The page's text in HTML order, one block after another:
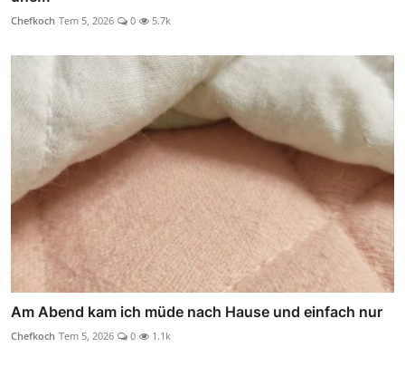
Chefkoch Tem 5, 2026 0 5.7k
Am Abend kam ich müde nach Hause und einfach nur
Chefkoch Tem 5, 2026 0 1.1k